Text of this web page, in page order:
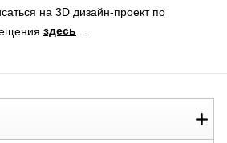
на 3D дизайн-проект по
здесь